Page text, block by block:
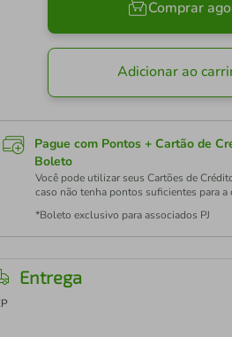
Comprar
Adicionar ao
Pague com Pontos + Cartão de
Boleto
Você pode utilizar seus Cartões de
caso não tenha pontos suficientes para
*Boleto exclusivo para associados PJ
Entrega